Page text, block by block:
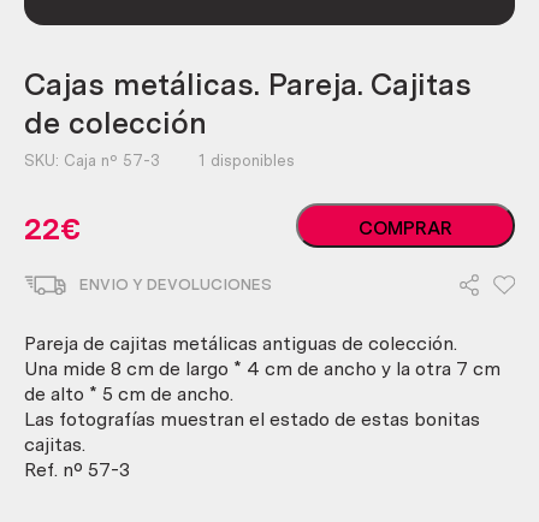
Cajas metálicas. Pareja. Cajitas
de colección
SKU: Caja nº 57-3 1 disponibles
22€
Cajas
metálicas.
colección
cantidad
COMPRAR
ENVIO Y DEVOLUCIONES
Pareja de cajitas metálicas antiguas de colección.
Una mide 8 cm de largo * 4 cm de ancho y la otra 7 cm
de alto * 5 cm de ancho.
Las fotografías muestran el estado de estas bonitas
cajitas.
Ref. nº 57-3